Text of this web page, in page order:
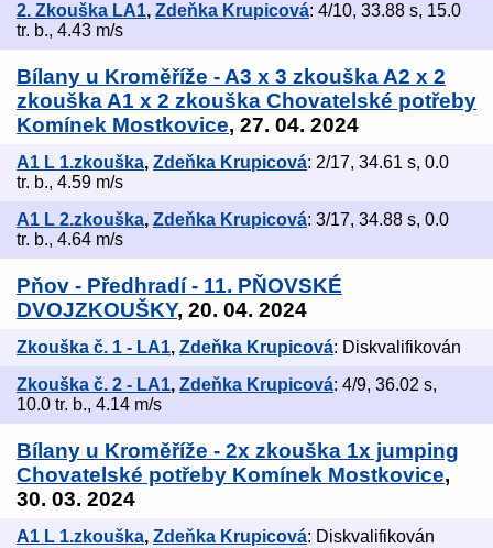
2. Zkouška LA1, Zdeňka Krupicová: 4/10, 33.88 s, 15.0
tr. b., 4.43 m/s
Bílany u Kroměříže - A3 x 3 zkouška A2 x 2
zkouška A1 x 2 zkouška Chovatelské potřeby
Komínek Mostkovice, 27. 04. 2024
A1 L 1.zkouška, Zdeňka Krupicová: 2/17, 34.61 s, 0.0
tr. b., 4.59 m/s
A1 L 2.zkouška, Zdeňka Krupicová: 3/17, 34.88 s, 0.0
tr. b., 4.64 m/s
Pňov - Předhradí - 11. PŇOVSKÉ
DVOJZKOUŠKY, 20. 04. 2024
Zkouška č. 1 - LA1, Zdeňka Krupicová: Diskvalifikován
Zkouška č. 2 - LA1, Zdeňka Krupicová: 4/9, 36.02 s,
10.0 tr. b., 4.14 m/s
Bílany u Kroměříže - 2x zkouška 1x jumping
Chovatelské potřeby Komínek Mostkovice,
30. 03. 2024
A1 L 1.zkouška, Zdeňka Krupicová: Diskvalifikován